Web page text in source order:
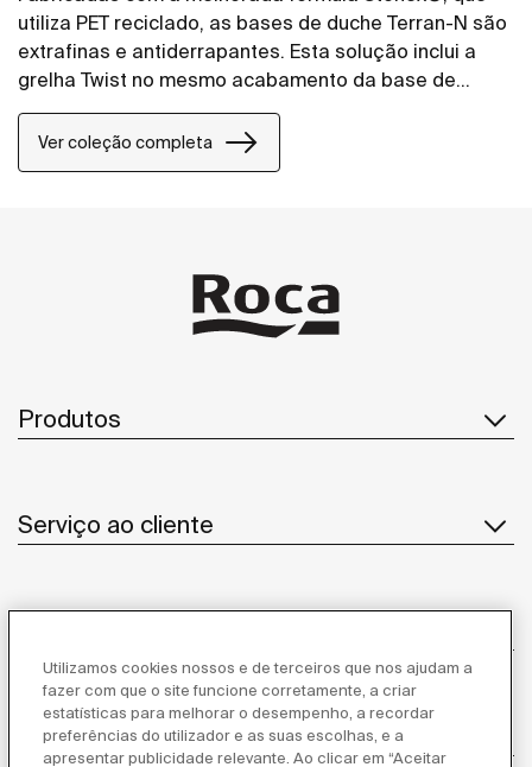
utiliza PET reciclado, as bases de duche Terran-N são
extrafinas e antiderrapantes. Esta solução inclui a
grelha Twist no mesmo acabamento da base de
duche, mas o design pode ser alterado adicionando
uma grelha Mosaico ou Tijolo.
Ver coleção completa
Produtos
Serviço ao cliente
Inspiração
Utilizamos cookies nossos e de terceiros que nos ajudam a
fazer com que o site funcione corretamente, a criar
estatísticas para melhorar o desempenho, a recordar
preferências do utilizador e as suas escolhas, e a
apresentar publicidade relevante. Ao clicar em “Aceitar